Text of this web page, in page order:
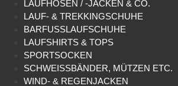
LAUFHOSEN / -JACKEN & CO.
LAUF- & TREKKINGSCHUHE
BARFUSSLAUFSCHUHE
LAUFSHIRTS & TOPS
SPORTSOCKEN
SCHWEISSBÄNDER, MÜTZEN ETC.
WIND- & REGENJACKEN